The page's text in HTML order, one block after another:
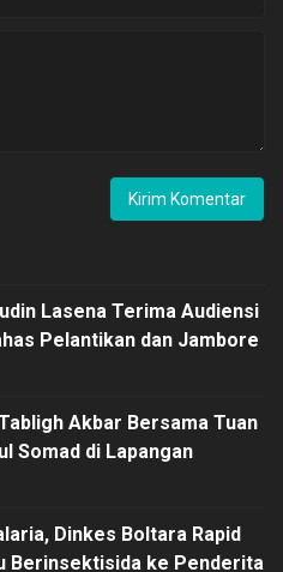
Lasena Terima Audiensi
Pelantikan dan Jambore
Akbar Bersama Tuan
Somad di Lapangan
Dinkes Boltara Rapid
Berinsektisida ke Penderita